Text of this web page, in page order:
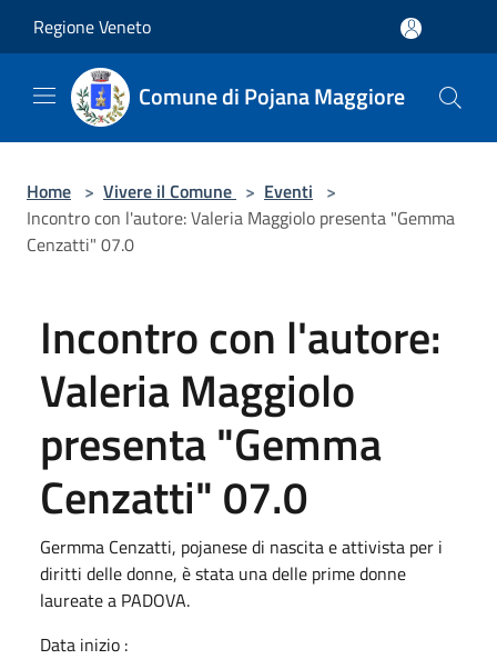
Regione Veneto
Comune di Pojana Maggiore
Home > Vivere il Comune > Eventi >
Incontro con l'autore: Valeria Maggiolo presenta "Gemma
Cenzatti" 07.0
Incontro con l'autore:
Valeria Maggiolo
presenta "Gemma
Cenzatti" 07.0
Germma Cenzatti, pojanese di nascita e attivista per i
diritti delle donne, è stata una delle prime donne
laureate a PADOVA.
Data inizio :